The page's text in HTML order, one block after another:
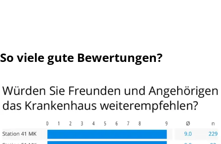
Staunt man, wie sich viele Männer entpuppen
Als Prostataoperierte: man kann es kaum glauben,
Sie sind oft resigniert wegen etlicher Naupen,
Sei es ein schmerzhafter Drang, die durchnässte Hose,
Manchmal aus Not auch in größerer Dose.
So viele gute Bewertungen?